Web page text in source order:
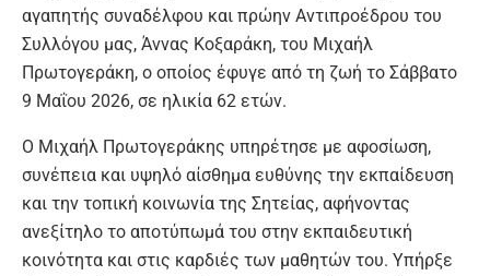
αγαπητής συναδέλφου και πρώην Αντιπροέδρου του
Συλλόγου μας, Άννας Κοξαράκη, του Μιχαήλ
Πρωτογεράκη, ο οποίος έφυγε από τη ζωή το Σάββατο
9 Μαΐου 2026, σε ηλικία 62 ετών.
Ο Μιχαήλ Πρωτογεράκης υπηρέτησε με αφοσίωση,
συνέπεια και υψηλό αίσθημα ευθύνης την εκπαίδευση
και την τοπική κοινωνία της Σητείας, αφήνοντας
ανεξίτηλο το αποτύπωμά του στην εκπαιδευτική
κοινότητα και στις καρδιές των μαθητών του. Υπήρξε